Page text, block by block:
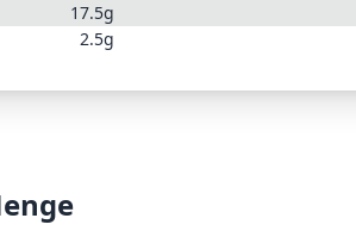
17.5g
2.5g